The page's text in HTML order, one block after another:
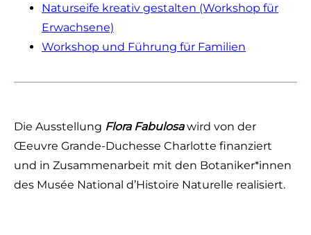
Naturseife kreativ gestalten (Workshop für
Erwachsene)
Workshop und Führung für Familien
Die Ausstellung Flora Fabulosawird von der
Œeuvre Grande-Duchesse Charlotte finanziert
und in Zusammenarbeit mit den Botaniker*innen
des Musée National d’Histoire Naturelle realisiert.